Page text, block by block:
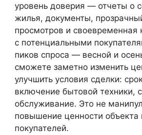
уровень доверия — отчеты о
жилья, документы,
просмотров и своевременная
с потенциальными
пиков спроса — весной и
сможете заметно изменить
улучшить условия сделки:
включение бытовой техники,
обслуживание. Это не
повышение ценности объекта
покупателей.